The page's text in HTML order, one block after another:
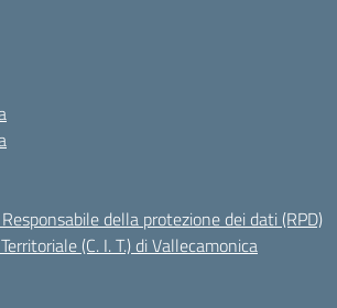
della protezione dei dati (RPD)
(C. I. T.) di Vallecamonica